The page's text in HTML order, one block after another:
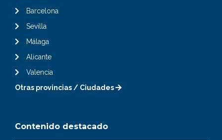
Barcelona
Sevilla
Málaga
Alicante
Valencia
Otras provincias / Ciudades
Contenido destacado